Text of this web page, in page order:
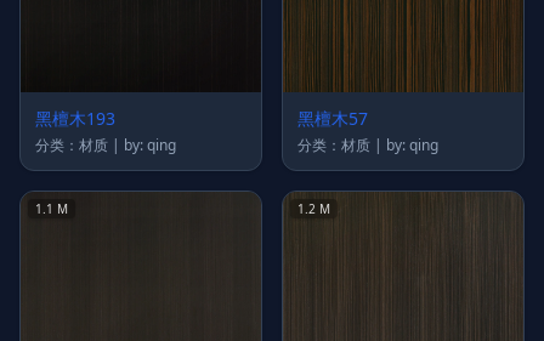
黑檀木193
分类：材质 | by: qing
黑檀木57
分类：材质 | by: qing
1.1 M 1.2 M